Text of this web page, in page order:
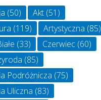
(50) Akt(51)
(119) Artystyczna (85)
(33) Czerwiec(60)
(85)
Podróżnicza (75)
Uliczna (83)